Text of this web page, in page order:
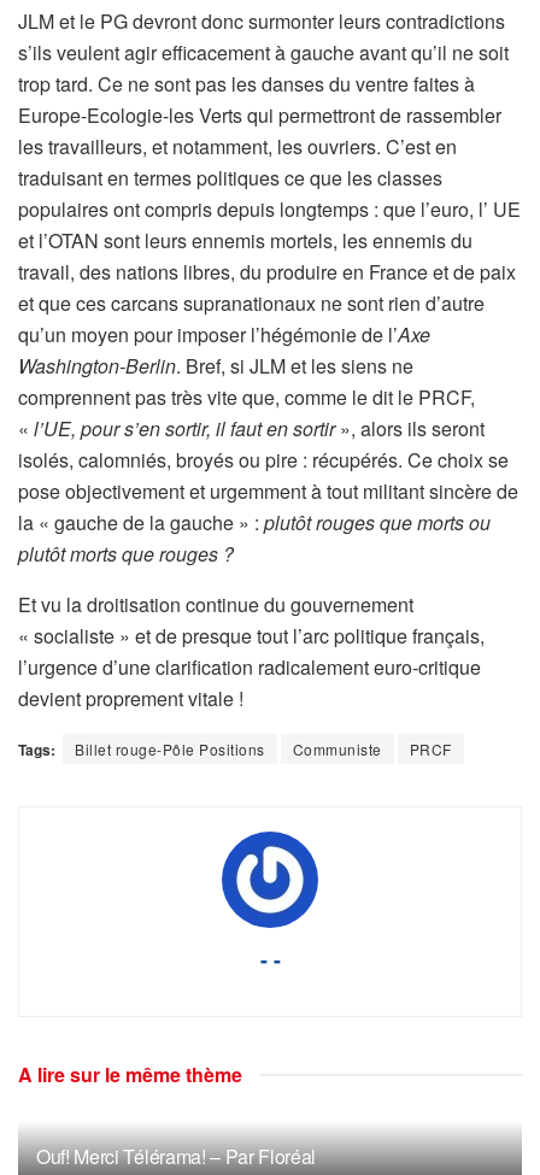
JLM et le PG devront donc surmonter leurs contradictions
s’ils veulent agir efficacement à gauche avant qu’il ne soit
trop tard. Ce ne sont pas les danses du ventre faites à
Europe-Ecologie-les Verts qui permettront de rassembler
les travailleurs, et notamment, les ouvriers. C’est en
traduisant en termes politiques ce que les classes
populaires ont compris depuis longtemps : que l’euro, l’ UE
et l’OTAN sont leurs ennemis mortels, les ennemis du
travail, des nations libres, du produire en France et de paix
et que ces carcans supranationaux ne sont rien d’autre
qu’un moyen pour imposer l’hégémonie de l’Axe
Washington-Berlin. Bref, si JLM et les siens ne
comprennent pas très vite que, comme le dit le PRCF,
« l’UE, pour s’en sortir, il faut en sortir», alors ils seront
isolés, calomniés, broyés ou pire : récupérés. Ce choix se
pose objectivement et urgemment à tout militant sincère de
la « gauche de la gauche » : plutôt rouges que morts ou
plutôt morts que rouges ?
Et vu la droitisation continue du gouvernement
« socialiste » et de presque tout l’arc politique français,
l’urgence d’une clarification radicalement euro-critique
devient proprement vitale !
Tags: Billet rouge-Pôle Positions Communiste PRCF
- -
A lire sur le même thème
Ouf! Merci Télérama! – Par Floréal